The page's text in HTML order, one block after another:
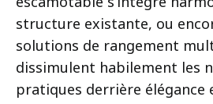
structure existante, ou
solutions de rangement
dissimulent habilement les
pratiques derrière élégance